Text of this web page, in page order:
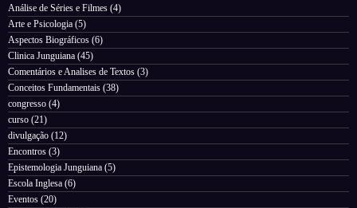
Análise de Séries e Filmes (4)
Arte e Psicologia (5)
Aspectos Biográficos (6)
Clinica Junguiana (45)
Comentários e Analises de Textos (3)
Conceitos Fundamentais (38)
congresso (4)
curso (21)
divulgação (12)
Encontros (3)
Epistemologia Junguiana (5)
Escola Inglesa (6)
Eventos (20)